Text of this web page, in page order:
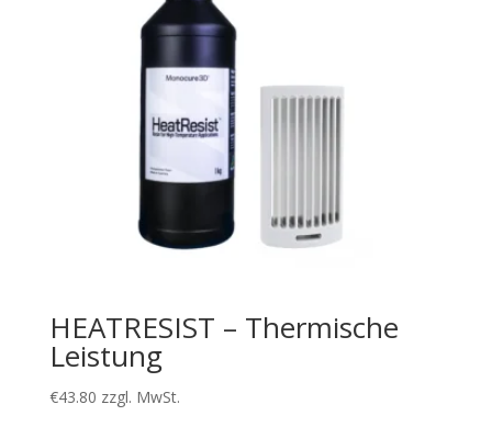
HEATRESIST – Thermische
Leistung
€43.80 zzgl. MwSt.